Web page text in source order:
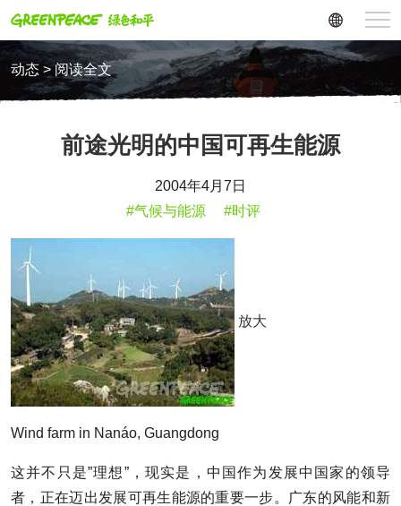
动态 > 阅读全文
前途光明的中国可再生能源
2004年4月7日
#气候与能源
#时评
放大
Wind farm in Nanáo, Guangdong
这并不只是”理想”，现实是，中国作为发展中国家的领导
者，正在迈出发展可再生能源的重要一步。广东的风能和新